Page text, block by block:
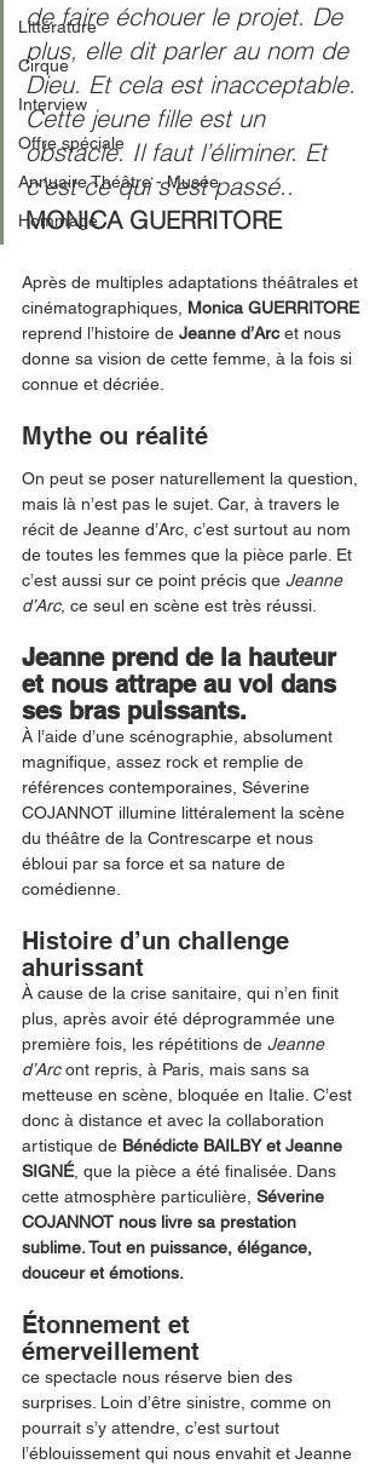
Littérature
Cirque
Interview
Offre spéciale
Annuaire Théâtre - Musée
Hommage
de faire échouer le projet. De
plus, elle dit parler au nom de
Dieu. Et cela est inacceptable.
Cette jeune fille est un
obstacle. Il faut l’éliminer. Et
c’est ce qui s’est passé..
MONICA GUERRITORE
Après de multiples adaptations théâtrales et
cinématographiques, Monica GUERRITORE
reprend l’histoire de Jeanne d’Arc et nous
donne sa vision de cette femme, à la fois si
connue et décriée.
Mythe ou réalité
On peut se poser naturellement la question,
mais là n’est pas le sujet. Car, à travers le
récit de Jeanne d’Arc, c’est surtout au nom
de toutes les femmes que la pièce parle. Et
c’est aussi sur ce point précis que Jeanne
d’Arc, ce seul en scène est très réussi.
Jeanne prend de la hauteur
et nous attrape au vol dans
ses bras puissants.
À l’aide d’une scénographie, absolument
magnifique, assez rock et remplie de
références contemporaines, Séverine
COJANNOT illumine littéralement la scène
du théâtre de la Contrescarpe et nous
ébloui par sa force et sa nature de
comédienne.
Histoire d’un challenge
ahurissant
À cause de la crise sanitaire, qui n’en finit
plus, après avoir été déprogrammée une
première fois, les répétitions de Jeanne
d’Arc ont repris, à Paris, mais sans sa
metteuse en scène, bloquée en Italie. C’est
donc à distance et avec la collaboration
artistique de Bénédicte BAILBY et Jeanne
SIGNÉ, que la pièce a été finalisée. Dans
cette atmosphère particulière, Séverine
COJANNOT nous livre sa prestation
sublime. Tout en puissance, élégance,
douceur et émotions.
Étonnement et
émerveillement
ce spectacle nous réserve bien des
surprises. Loin d’être sinistre, comme on
pourrait s’y attendre, c’est surtout
l’éblouissement qui nous envahit et Jeanne